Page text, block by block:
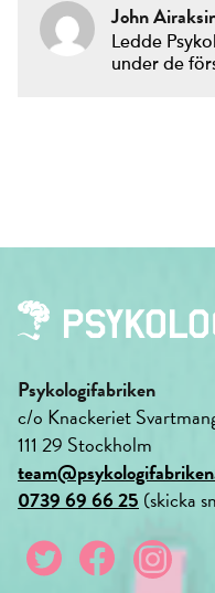
John
Ledde
under de
Psykologifabriken
c/o Knackeriet
111 29 Stockholm
0739 69 66 25 (skicka